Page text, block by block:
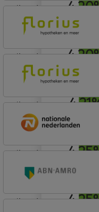
lineair
Nationale-
Nationale
lineair
Florius
Profijt drie + drie
lineair
Profijt twaalf
lineair
Nationale
lineair